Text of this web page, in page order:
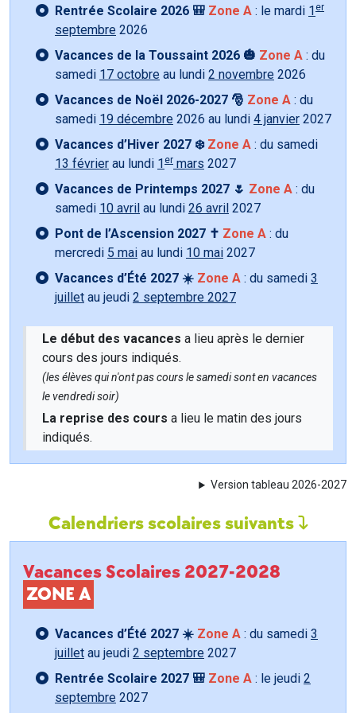
Rentrée Scolaire 2026 🎒 Zone A : le mardi 1 er
septembre 2026
Vacances de la Toussaint 2026 🎃 Zone A : du
samedi 17 octobre au lundi 2 novembre 2026
Vacances de Noël 2026-2027 🎅 Zone A : du
samedi 19 décembre 2026 au lundi 4 janvier 2027
Vacances d’Hiver 2027 ❄️ Zone A : du samedi
13 février au lundi 1 er mars 2027
Vacances de Printemps 2027 🌷 Zone A : du
samedi 10 avril au lundi 26 avril 2027
Pont de l’Ascension 2027 ✝️ Zone A : du
mercredi 5 mai au lundi 10 mai 2027
Vacances d’Été 2027 ☀️ Zone A : du samedi 3
juillet au jeudi 2 septembre 2027
Le début des vacances a lieu après le dernier
cours des jours indiqués.
(les élèves qui n'ont pas cours le samedi sont en vacances
le vendredi soir)
La reprise des cours a lieu le matin des jours
indiqués.
Version tableau 2026-2027
Calendriers scolaires suivants
Vacances Scolaires 2027-2028
ZONE A
Vacances d’Été 2027 ☀️ Zone A : du samedi 3
juillet au jeudi 2 septembre 2027
Rentrée Scolaire 2027 🎒 Zone A : le jeudi 2
septembre 2027